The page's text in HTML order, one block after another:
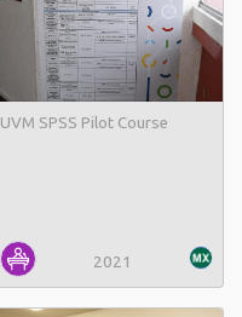
UVM SPSS Pilot Course
2021